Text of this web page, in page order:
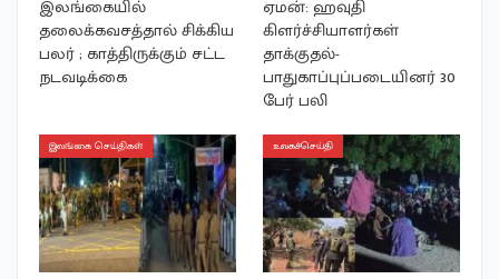
இலங்கையில்
தலைக்கவசத்தால் சிக்கிய
பலர் ; காத்திருக்கும் சட்ட
நடவடிக்கை
ஏமன்: ஹவுதி
கிளர்ச்சியாளர்கள்
தாக்குதல்-
பாதுகாப்புப்படையினர் 30
பேர் பலி
இலங்கை செய்திகள் உலகச்செய்தி